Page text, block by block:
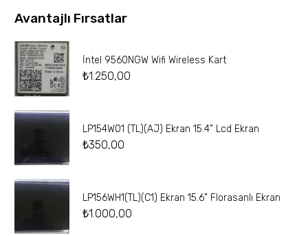
Avantajlı Fırsatlar
İntel 9560NGW Wifi Wireless Kart
₺1.250,00
LP154W01 (TL)(AJ) Ekran 15.4” Lcd Ekran
₺350,00
LP156WH1(TL)(C1) Ekran 15.6” Florasanlı Ekran
₺1.000,00